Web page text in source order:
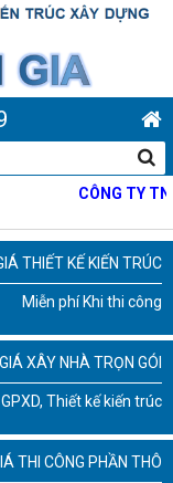
CÔNG TY TNHH
THIẾT KẾ KIẾN TRÚC
Miễn phí Khi thi công
XÂY NHÀ TRỌN GÓI
Thiết kế kiến trúc
THI CÔNG PHẦN THÔ